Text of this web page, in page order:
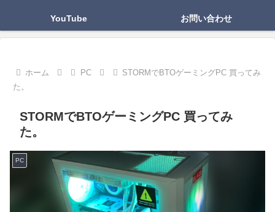
YouTube お問い合わせ
ホーム PC
STORMでBTOゲーミングPC 買ってみ
た。
STORMでBTOゲーミングPC 買ってみ
た。
PC